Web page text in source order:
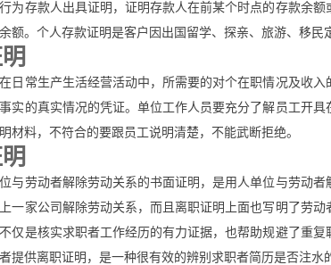
为存款人出具证明，证明存款人在前某个时点的存款余
额。个人存款证明是客户因出国留学、探亲、旅游、移民
日常生产生活经营活动中，所需要的对个在职情况及收
实的真实情况的凭证。单位工作人员要充分了解员工开
材料，不符合的要跟员工说明清楚，不能武断拒绝。
与劳动者解除劳动关系的书面证明，是用人单位与劳动
一家公司解除劳动关系，而且离职证明上面也写明了劳
仅是核实求职者工作经历的有力证据，也帮助规避了重
提供离职证明，是一种很有效的辨别求职者简历是否注水